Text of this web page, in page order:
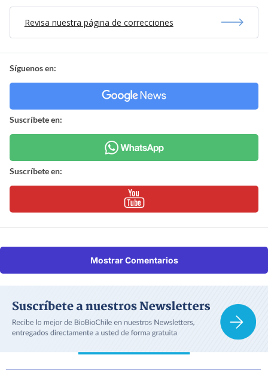
Revisa nuestra página de correcciones
Síguenos en:
Suscríbete en:
Suscríbete en:
Mostrar Comentarios